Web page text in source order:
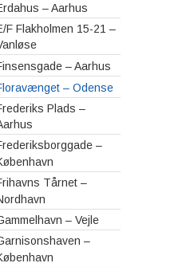
– Aarhus
F Flakholmen 15-21 –
– Aarhus
– Odense
Plads –
–
Tårnet –
– Vejle
–